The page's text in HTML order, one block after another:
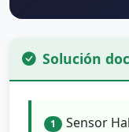
Solución
1 Sensor